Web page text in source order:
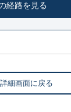
経路を見る
細画面に戻る